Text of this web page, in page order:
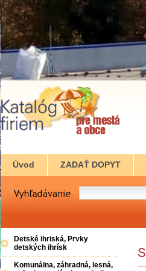
Úvod ZADAŤ DOPYT
Detské ihriská, Prvky
detských ihrísk
Komunálna, záhradná, lesná,